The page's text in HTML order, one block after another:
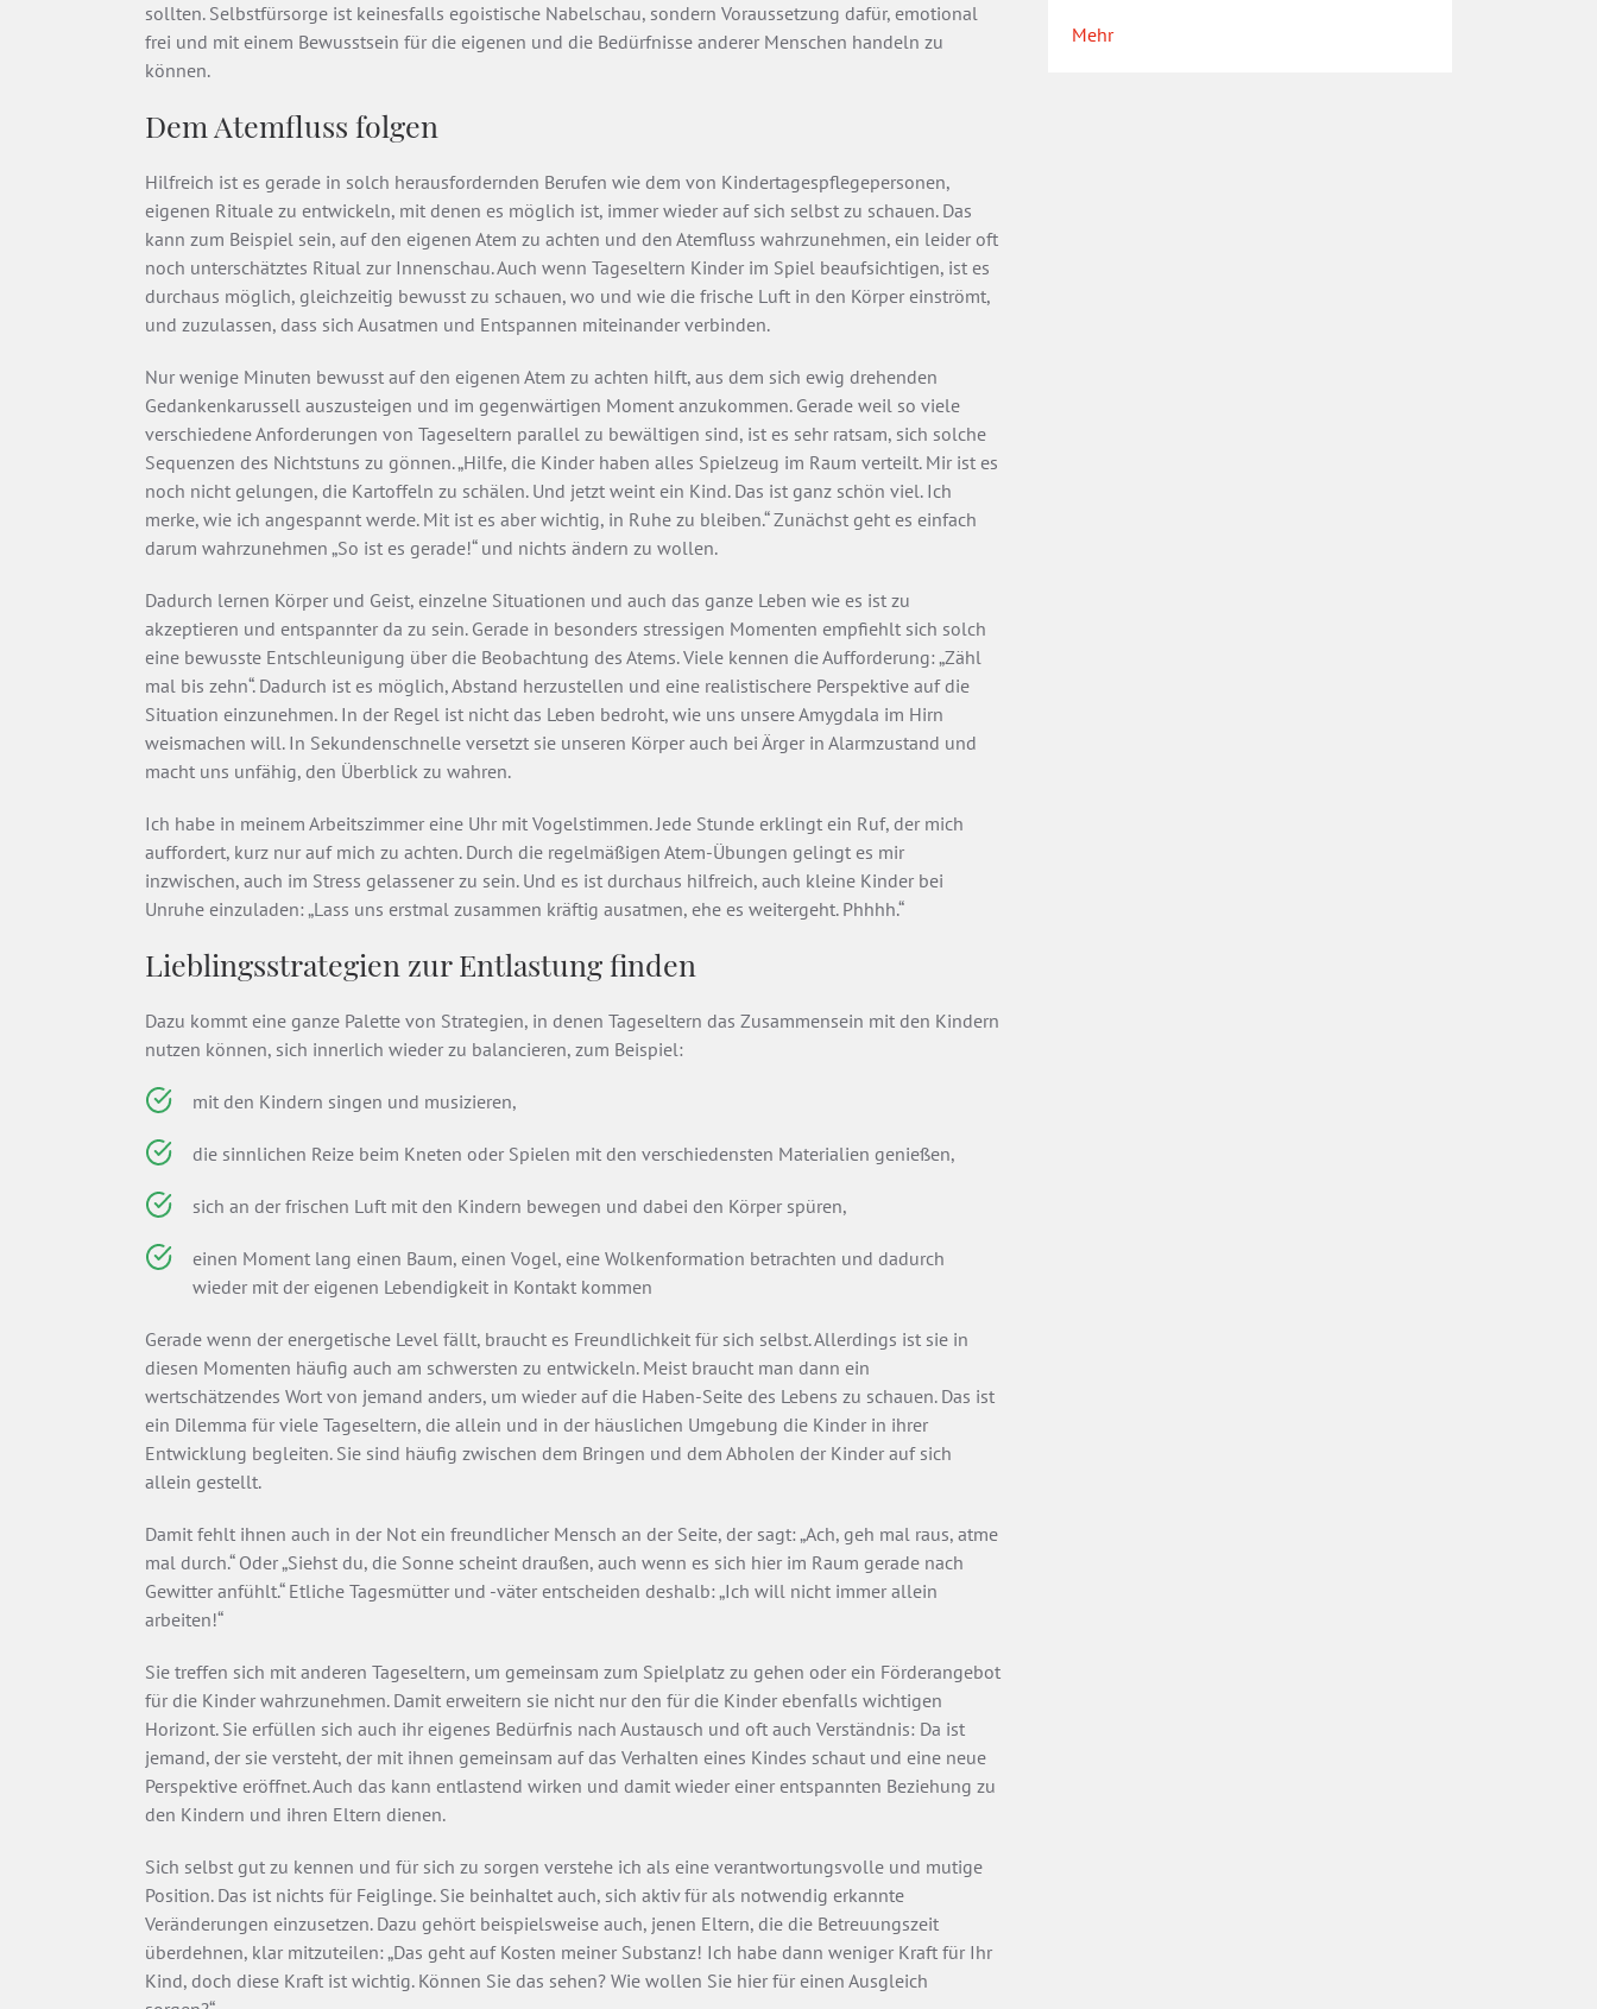
sollten. Selbstfürsorge ist keinesfalls egoistische Nabelschau, sondern Voraussetzung dafür, emotional
frei und mit einem Bewusstsein für die eigenen und die Bedürfnisse anderer Menschen handeln zu
können.
Dem Atemfluss folgen
Hilfreich ist es gerade in solch herausfordernden Berufen wie dem von Kindertagespflegepersonen,
eigenen Rituale zu entwickeln, mit denen es möglich ist, immer wieder auf sich selbst zu schauen. Das
kann zum Beispiel sein, auf den eigenen Atem zu achten und den Atemfluss wahrzunehmen, ein leider oft
noch unterschätztes Ritual zur Innenschau. Auch wenn Tageseltern Kinder im Spiel beaufsichtigen, ist es
durchaus möglich, gleichzeitig bewusst zu schauen, wo und wie die frische Luft in den Körper einströmt,
und zuzulassen, dass sich Ausatmen und Entspannen miteinander verbinden.
Nur wenige Minuten bewusst auf den eigenen Atem zu achten hilft, aus dem sich ewig drehenden
Gedankenkarussell auszusteigen und im gegenwärtigen Moment anzukommen. Gerade weil so viele
verschiedene Anforderungen von Tageseltern parallel zu bewältigen sind, ist es sehr ratsam, sich solche
Sequenzen des Nichtstuns zu gönnen. „Hilfe, die Kinder haben alles Spielzeug im Raum verteilt. Mir ist es
noch nicht gelungen, die Kartoffeln zu schälen. Und jetzt weint ein Kind. Das ist ganz schön viel. Ich
merke, wie ich angespannt werde. Mit ist es aber wichtig, in Ruhe zu bleiben.“ Zunächst geht es einfach
darum wahrzunehmen „So ist es gerade!“ und nichts ändern zu wollen.
Dadurch lernen Körper und Geist, einzelne Situationen und auch das ganze Leben wie es ist zu
akzeptieren und entspannter da zu sein. Gerade in besonders stressigen Momenten empfiehlt sich solch
eine bewusste Entschleunigung über die Beobachtung des Atems. Viele kennen die Aufforderung: „Zähl
mal bis zehn“. Dadurch ist es möglich, Abstand herzustellen und eine realistischere Perspektive auf die
Situation einzunehmen. In der Regel ist nicht das Leben bedroht, wie uns unsere Amygdala im Hirn
weismachen will. In Sekundenschnelle versetzt sie unseren Körper auch bei Ärger in Alarmzustand und
macht uns unfähig, den Überblick zu wahren.
Ich habe in meinem Arbeitszimmer eine Uhr mit Vogelstimmen. Jede Stunde erklingt ein Ruf, der mich
auffordert, kurz nur auf mich zu achten. Durch die regelmäßigen Atem-Übungen gelingt es mir
inzwischen, auch im Stress gelassener zu sein. Und es ist durchaus hilfreich, auch kleine Kinder bei
Unruhe einzuladen: „Lass uns erstmal zusammen kräftig ausatmen, ehe es weitergeht. Phhhh.“
Lieblingsstrategien zur Entlastung finden
Dazu kommt eine ganze Palette von Strategien, in denen Tageseltern das Zusammensein mit den Kindern
nutzen können, sich innerlich wieder zu balancieren, zum Beispiel:
mit den Kindern singen und musizieren,
die sinnlichen Reize beim Kneten oder Spielen mit den verschiedensten Materialien genießen,
sich an der frischen Luft mit den Kindern bewegen und dabei den Körper spüren,
einen Moment lang einen Baum, einen Vogel, eine Wolkenformation betrachten und dadurch
wieder mit der eigenen Lebendigkeit in Kontakt kommen
Gerade wenn der energetische Level fällt, braucht es Freundlichkeit für sich selbst. Allerdings ist sie in
diesen Momenten häufig auch am schwersten zu entwickeln. Meist braucht man dann ein
wertschätzendes Wort von jemand anders, um wieder auf die Haben-Seite des Lebens zu schauen. Das ist
ein Dilemma für viele Tageseltern, die allein und in der häuslichen Umgebung die Kinder in ihrer
Entwicklung begleiten. Sie sind häufig zwischen dem Bringen und dem Abholen der Kinder auf sich
allein gestellt.
Damit fehlt ihnen auch in der Not ein freundlicher Mensch an der Seite, der sagt: „Ach, geh mal raus, atme
mal durch.“ Oder „Siehst du, die Sonne scheint draußen, auch wenn es sich hier im Raum gerade nach
Gewitter anfühlt.“ Etliche Tagesmütter und -väter entscheiden deshalb: „Ich will nicht immer allein
arbeiten!“
Sie treffen sich mit anderen Tageseltern, um gemeinsam zum Spielplatz zu gehen oder ein Förderangebot
für die Kinder wahrzunehmen. Damit erweitern sie nicht nur den für die Kinder ebenfalls wichtigen
Horizont. Sie erfüllen sich auch ihr eigenes Bedürfnis nach Austausch und oft auch Verständnis: Da ist
jemand, der sie versteht, der mit ihnen gemeinsam auf das Verhalten eines Kindes schaut und eine neue
Perspektive eröffnet. Auch das kann entlastend wirken und damit wieder einer entspannten Beziehung zu
den Kindern und ihren Eltern dienen.
Sich selbst gut zu kennen und für sich zu sorgen verstehe ich als eine verantwortungsvolle und mutige
Position. Das ist nichts für Feiglinge. Sie beinhaltet auch, sich aktiv für als notwendig erkannte
Veränderungen einzusetzen. Dazu gehört beispielsweise auch, jenen Eltern, die die Betreuungszeit
überdehnen, klar mitzuteilen: „Das geht auf Kosten meiner Substanz! Ich habe dann weniger Kraft für Ihr
Kind, doch diese Kraft ist wichtig. Können Sie das sehen? Wie wollen Sie hier für einen Ausgleich
Mehr